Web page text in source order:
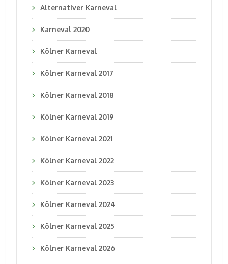
Alternativer Karneval
Karneval 2020
Kölner Karneval
Kölner Karneval 2017
Kölner Karneval 2018
Kölner Karneval 2019
Kölner Karneval 2021
Kölner Karneval 2022
Kölner Karneval 2023
Kölner Karneval 2024
Kölner Karneval 2025
Kölner Karneval 2026